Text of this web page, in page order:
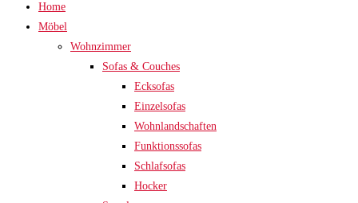
Home
Möbel
Wohnzimmer
Sofas & Couches
Ecksofas
Einzelsofas
Wohnlandschaften
Funktionssofas
Schlafsofas
Hocker